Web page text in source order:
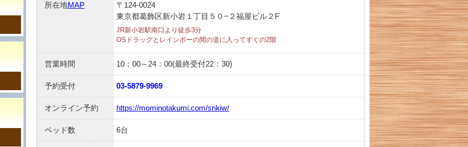
所在地MAP
〒124-0024
東京都葛飾区新小岩１丁目５０−２福屋ビル２F
JR新小岩駅南口より徒歩3分
OSドラッグとレインボーの間の道に入ってすぐの2階
営業時間 10：00～24：00(最終受付22：30)
予約受付 03-5879-9969
オンライン予約 https://mominotakumi.com/snkiw/
ベッド数 6台